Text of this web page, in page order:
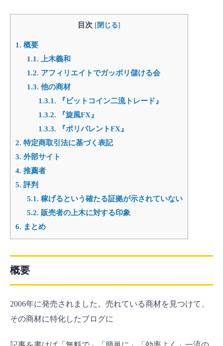
目次 [ 閉じる]
1. 概要
1.1. 上木義和
1.2. アフィリエイトでガッポリ儲ける会
1.3. 他の商材
1.3.1. 『ビットコイン二流トレード』
1.3.2. 『旋風FX』
1.3.3. 『ポリバレントFX』
2. 特定商取引法に基づく表記
3. 外部サイト
4. 推薦者
5. 評判
5.1. 稼げるという確たる証拠が示されていない
5.2. 販売者の上木に対する印象
6. まとめ
概要
2006年に発売されました。売れている商材を見つけて、
その商材に特化したブログに